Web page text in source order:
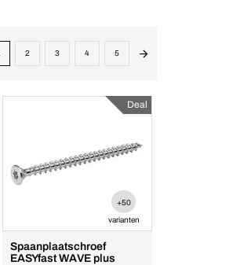
2 3 4 5
Deal
+50
varianten
Spaanplaatschroef
EASYfast WAVE plus